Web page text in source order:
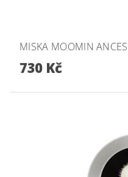
MISKA MOOMIN
730 Kč